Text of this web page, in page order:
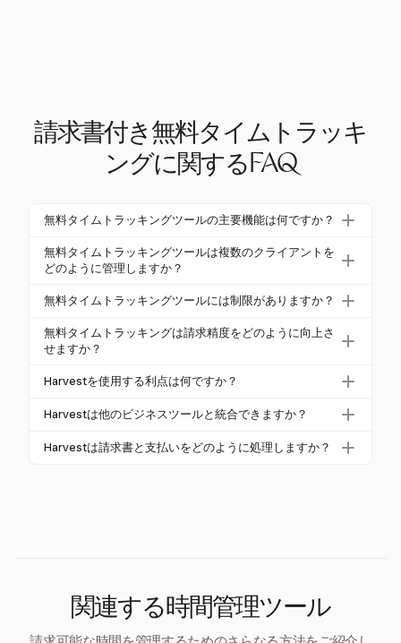
請求書付き無料タイムトラッキ
ングに関するFAQ
無料タイムトラッキングツールの主要機能は何ですか？
主要機能には通常、リアルタイムタイマー、手動時
間入力、プロジェクト分類、直接請求書生成が含ま
ザーがクライアントの仕事により集中できるように
します。
無料タイムトラッキングツールは複数のクライアントを
どのように管理しますか？
無料ツールはプロジェクト分類とクライアント特有
管理します。ただし、アクティブプロジェクトの数
に制限があると効率が妨げられることがあります。H
arvestは柔軟なプロジェクト管理機能でこれを克服し
無料タイムトラッキングツールには制限がありますか？
はい、無料ツールはしばしばユーザー数、アクティ
ブプロジェクト、詳細なレポート機能、統合に制限
包括的なソリューションを提供し、シームレスなプ
ロジェクトとクライアント管理を実現します。
無料タイムトラッキングは請求精度をどのように向上さ
せますか？
リアルタイムタイマーと詳細なログを使用すること
可能時間を正確に記録し、請求可能な収入を20〜3
セスを、タイムトラッキングと請求書を統合するこ
Harvestを使用する利点は何ですか？
Harvestは、複数のデバイスでのリアルタイムトラッ
なプロジェクト管理機能を提供し、ワークフローを
Harvestは他のビジネスツールと統合できますか？
はい、HarvestはAsana、Slack、QuickBooksなどの
Harvestは請求書と支払いをどのように処理しますか？
関連する時間管理ツール